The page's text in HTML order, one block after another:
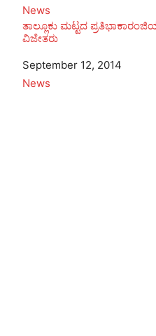
In relation to
News
ತಾಲ್ಲೂಕು ಮಟ್ಟದ
ವಿಜೇತರು
Date
September 12, 2014
In relation to
News